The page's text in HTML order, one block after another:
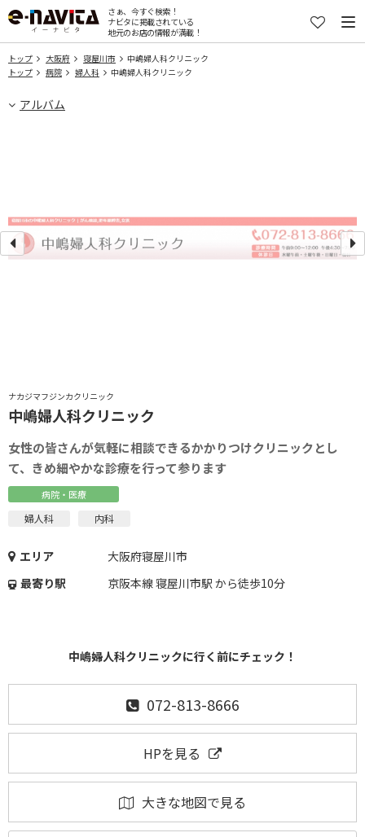
さぁ、今すぐ検索！
ナビタに掲載されている
地元のお店の情報が満載！
トップ 大阪府 寝屋川市
中嶋婦人科クリニック
トップ
病院 婦人科 中嶋婦人科クリニック
アルバム
ナカジマフジンカクリニック
中嶋婦人科クリニック
女性の皆さんが気軽に相談できるかかりつけクリニックとし
て、きめ細やかな診療を行って参ります
病院・医療
婦人科 内科
エリア
大阪府寝屋川市
最寄り駅
京阪本線 寝屋川市駅 から徒歩10分
中嶋婦人科クリニックに行く前にチェック！
072-813-8666
HPを見る
大きな地図で見る